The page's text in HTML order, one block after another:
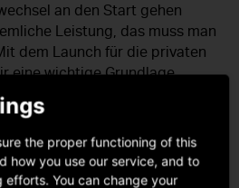
an den Start gehen
Leistung, das muss man
dem Launch für die privaten
eine wichtige Grundlage
sämtliche
abzuwickeln. Wir sind
Jahr weitere
in die Nutzung aufnehmen zu
the proper functioning of this
how you use our service, and to
efforts. You can change your